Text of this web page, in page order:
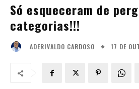
Só esqueceram de
categorias!!!
ADERIVALDO CARDOSO 17 DE